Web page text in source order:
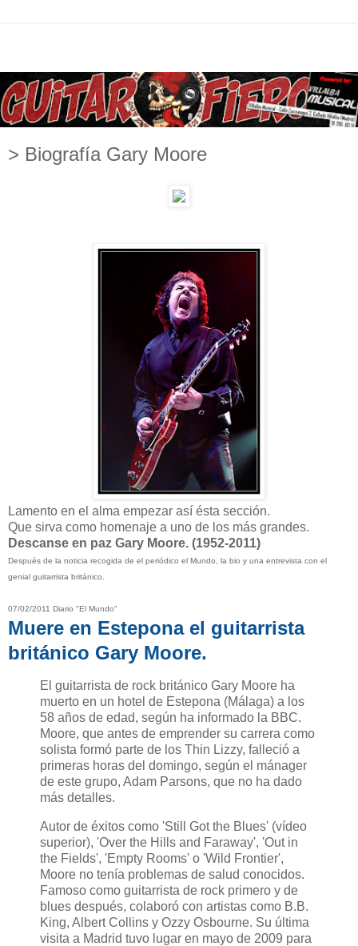
> Biografía Gary Moore
Lamento en el alma empezar así ésta sección.
Que sirva como homenaje a uno de los más grandes.
Descanse en paz Gary Moore. (1952-2011)
Después de la noticia recogida de el periódico el Mundo, la bio y una entrevista con el
genial guitarrista británico.
07/02/2011 Diario "El Mundo"
Muere en Estepona el guitarrista
británico Gary Moore.
El guitarrista de rock británico Gary Moore ha
muerto en un hotel de Estepona (Málaga) a los
58 años de edad, según ha informado la BBC.
Moore, que antes de emprender su carrera como
solista formó parte de los Thin Lizzy, falleció a
primeras horas del domingo, según el mánager
de este grupo, Adam Parsons, que no ha dado
más detalles.
Autor de éxitos como 'Still Got the Blues' (vídeo
superior), 'Over the Hills and Faraway', 'Out in
the Fields', 'Empty Rooms' o 'Wild Frontier',
Moore no tenía problemas de salud conocidos.
Famoso como guitarrista de rock primero y de
blues después, colaboró con artistas como B.B.
King, Albert Collins y Ozzy Osbourne. Su última
visita a Madrid tuvo lugar en mayo de 2009 para